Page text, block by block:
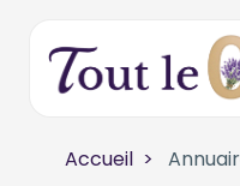
Accueil